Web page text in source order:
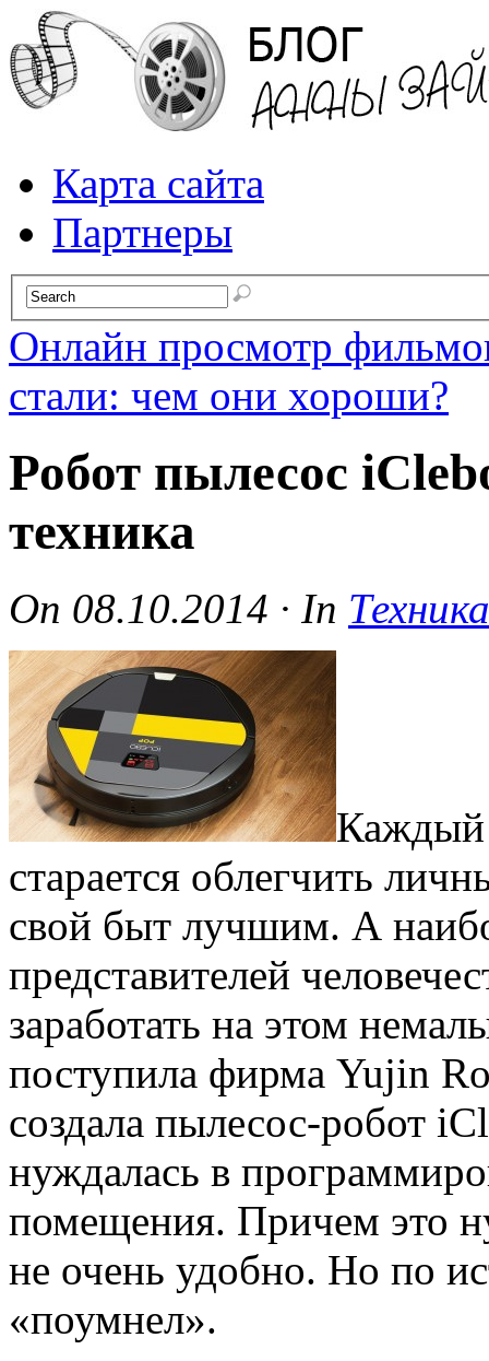
Карта сайта
Партнеры
Онлайн просмотр
стали: чем они хороши?
Робот пылесос
техника
On 08.10.2014 · In
Каждый
старается облегчить
свой быт лучшим. А
представителей
заработать на этом
поступила фирма Yujin
создала пылесос-робот
нуждалась в
помещения. Причем это
не очень удобно. Но по
«поумнел».